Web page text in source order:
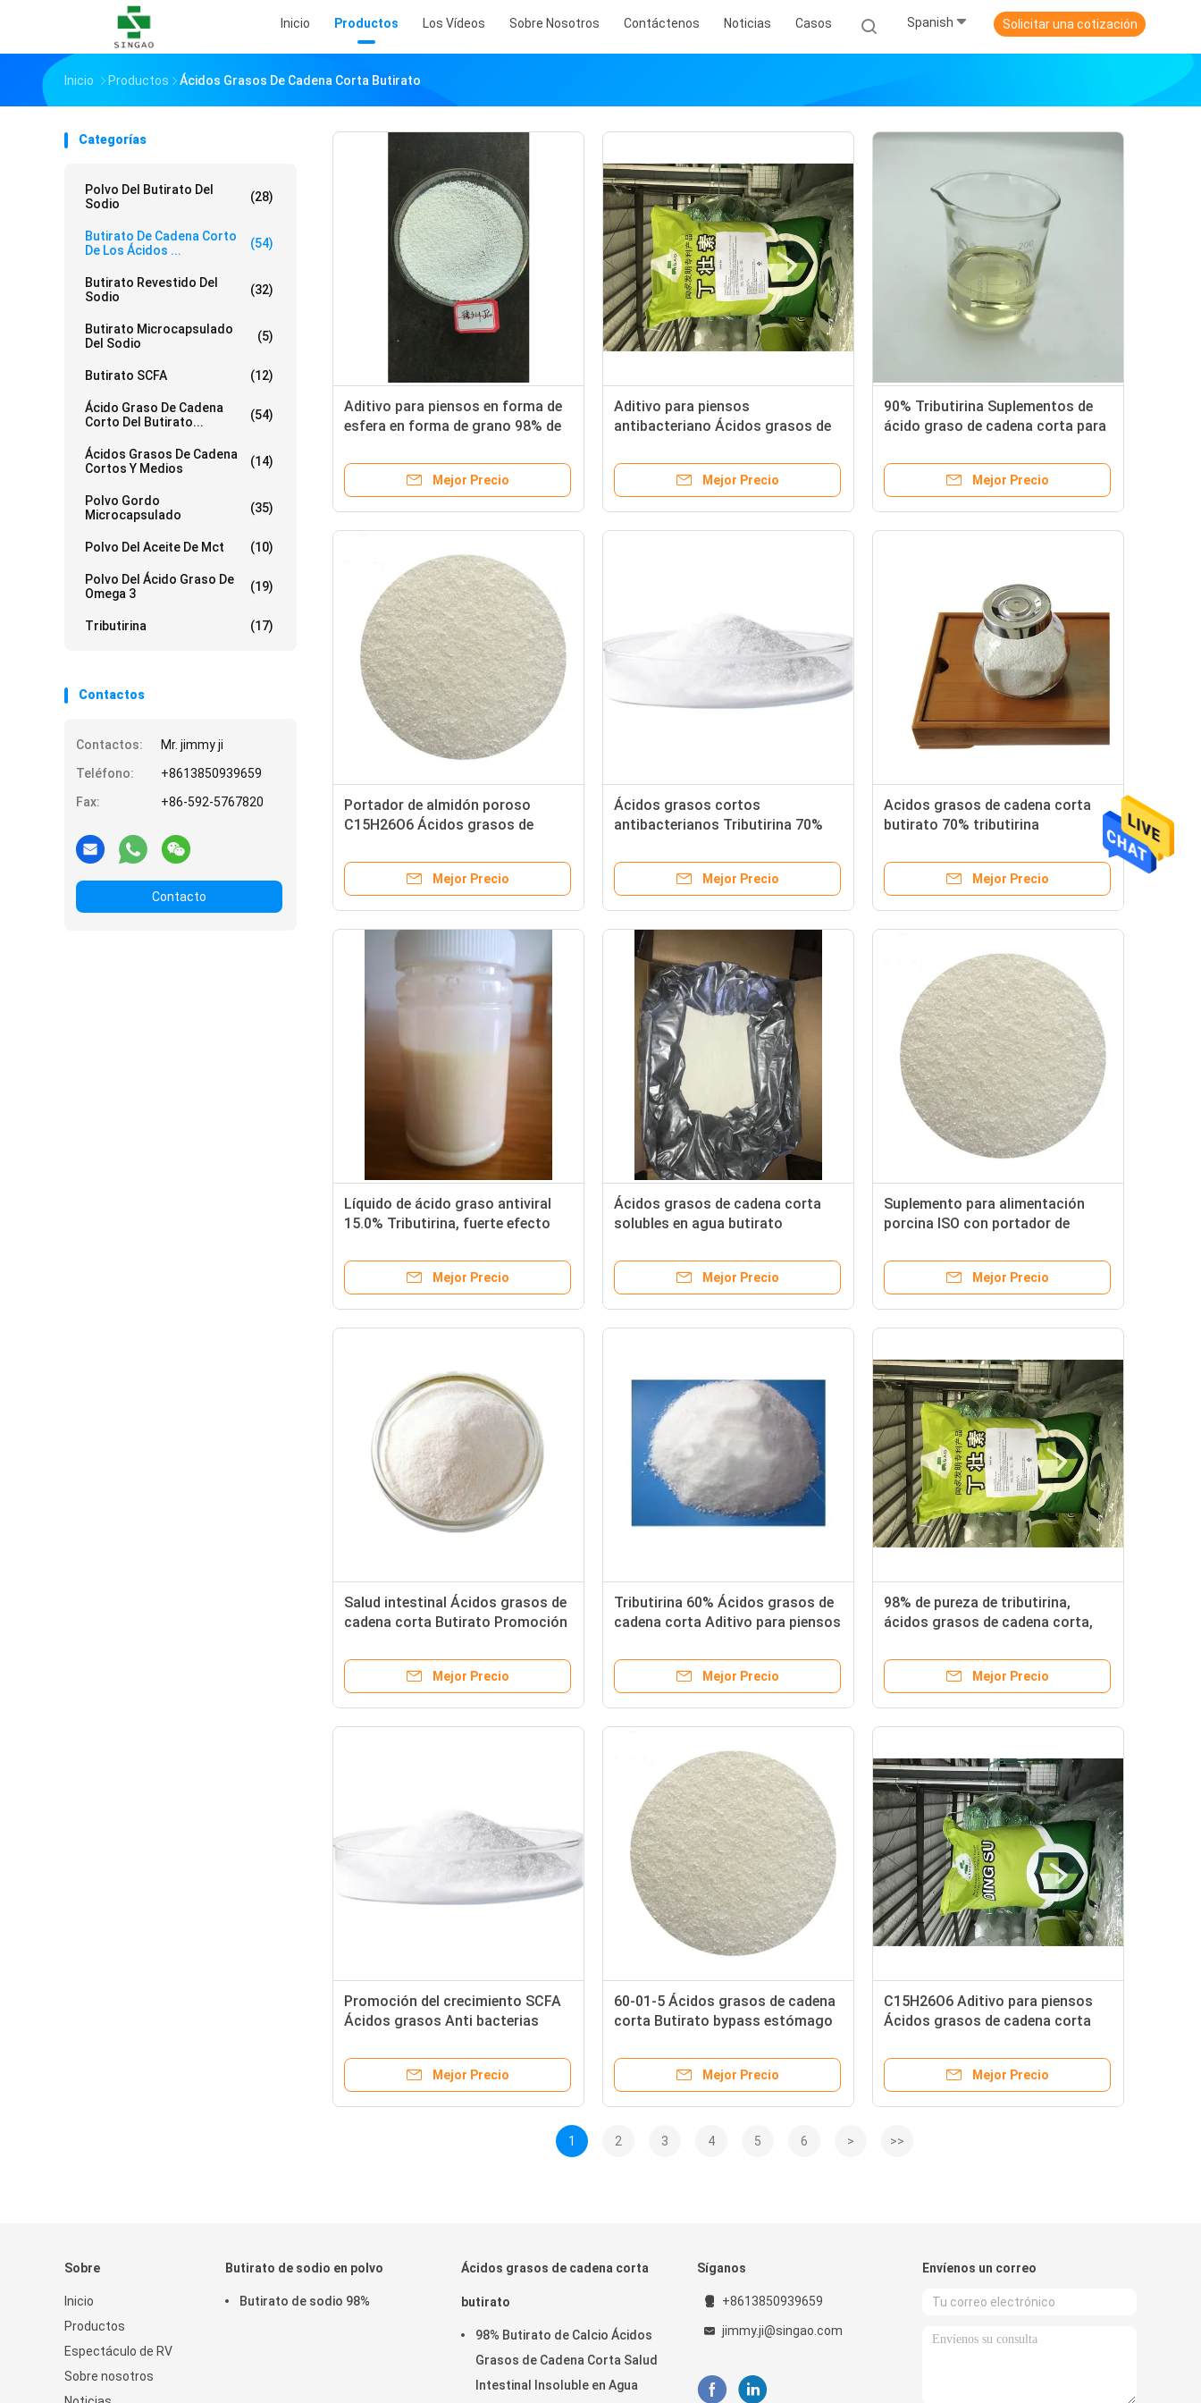
Inicio Productos Los Vídeos Sobre Nosotros Contáctenos Noticias Casos Spanish Solicitar una cotización
Inicio Productos Ácidos Grasos De Cadena Corta Butirato
Categorías
Polvo Del Butirato Del
Sodio
(28)
Butirato De Cadena Corto
De Los Ácidos ...
(54)
Butirato Revestido Del
Sodio
(32)
Butirato Microcapsulado
Del Sodio
(5)
Butirato SCFA (12)
Ácido Graso De Cadena
Corto Del Butirato...
(54)
Ácidos Grasos De Cadena
Cortos Y Medios
(14)
Polvo Gordo
Microcapsulado
(35)
Polvo Del Aceite De Mct (10)
Polvo Del Ácido Graso De
Omega 3
(19)
Tributirina (17)
Contactos
Contactos:
Mr. jimmy ji
Teléfono:
+8613850939659
Fax:
+86-592-5767820
Contacto
Aditivo para piensos en forma de
esfera en forma de grano 98% de
Mejor Precio
Aditivo para piensos
antibacteriano Ácidos grasos de
50% mínimo
Mejor Precio
90% Tributirina Suplementos de
ácido graso de cadena corta para
Mejor Precio
Portador de almidón poroso
C15H26O6 Ácidos grasos de
liberación
Mejor Precio
Ácidos grasos cortos
antibacterianos Tributirina 70%
Mejor Precio
Acidos grasos de cadena corta
butirato 70% tributirina
Mejor Precio
Líquido de ácido graso antiviral
15.0% Tributirina, fuerte efecto
Mejor Precio
Ácidos grasos de cadena corta
solubles en agua butirato
Mejor Precio
Suplemento para alimentación
porcina ISO con portador de
mínimo
Mejor Precio
Salud intestinal Ácidos grasos de
cadena corta Butirato Promoción
Mejor Precio
Tributirina 60% Ácidos grasos de
cadena corta Aditivo para piensos
Mejor Precio
98% de pureza de tributirina,
ácidos grasos de cadena corta,
excipiente
Mejor Precio
Promoción del crecimiento SCFA
Ácidos grasos Anti bacterias
Mejor Precio
60-01-5 Ácidos grasos de cadena
corta Butirato bypass estómago
Mejor Precio
C15H26O6 Aditivo para piensos
Ácidos grasos de cadena corta
Mejor Precio
1 2 3 4 5 6 > >>
Sobre
Inicio
Productos
Espectáculo de RV
Sobre nosotros
Butirato de sodio en polvo
Butirato de sodio 98%
Ácidos grasos de cadena corta
butirato
98% Butirato de Calcio Ácidos
Grasos de Cadena Corta Salud
Intestinal Insoluble en Agua
Síganos
+8613850939659
jimmy.ji@singao.com
Envíenos un correo